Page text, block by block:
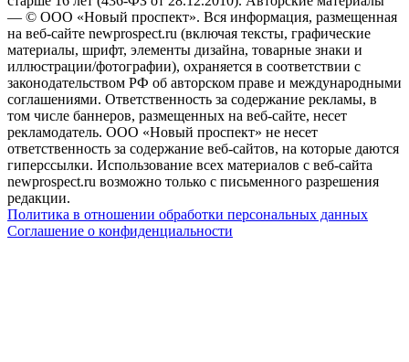
— © ООО «Новый проспект». Вся информация, размещенная
на веб-сайте newprospect.ru (включая тексты, графические
материалы, шрифт, элементы дизайна, товарные знаки и
иллюстрации/фотографии), охраняется в соответствии с
законодательством РФ об авторском праве и международными
соглашениями. Ответственность за содержание рекламы, в
том числе баннеров, размещенных на веб-сайте, несет
рекламодатель. ООО «Новый проспект» не несет
ответственность за содержание веб-сайтов, на которые даются
гиперссылки. Использование всех материалов с веб-сайта
newprospect.ru возможно только с письменного разрешения
редакции.
Политика в отношении обработки персональных данных
Соглашение о конфиденциальности